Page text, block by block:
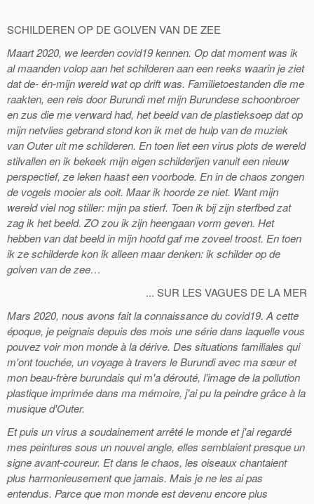
SCHILDEREN OP DE GOLVEN VAN DE ZEE
Maart 2020, we leerden covid19 kennen. Op dat moment was ik
al maanden volop aan het schilderen aan een reeks waarin je ziet
dat de- én-mijn wereld wat op drift was. Familietoestanden die me
raakten, een reis door Burundi met mijn Burundese schoonbroer
en zus die me verward had, het beeld van de plastieksoep dat op
mijn netvlies gebrand stond kon ik met de hulp van de muziek
van Outer uit me schilderen. En toen liet een virus plots de wereld
stilvallen en ik bekeek mijn eigen schilderijen vanuit een nieuw
perspectief, ze leken haast een voorbode. En in de chaos zongen
de vogels mooier als ooit. Maar ik hoorde ze niet. Want mijn
wereld viel nog stiller: mijn pa stierf. Toen ik bij zijn sterfbed zat
zag ik het beeld. ZO zou ik zijn heengaan vorm geven. Het
hebben van dat beeld in mijn hoofd gaf me zoveel troost. En toen
ik ze schilderde kon ik alleen maar denken: ik schilder op de
golven van de zee…
... SUR LES VAGUES DE LA MER
Mars 2020, nous avons fait la connaissance du covid19. A cette
époque, je peignais depuis des mois une série dans laquelle vous
pouvez voir mon monde à la dérive. Des situations familiales qui
m'ont touchée, un voyage à travers le Burundi avec ma sœur et
mon beau-frère burundais qui m'a dérouté, l'image de la pollution
plastique imprimée dans ma mémoire, j'ai pu la peindre grâce à la
musique d'Outer.
Et puis un virus a soudainement arrêté le monde et j'ai regardé
mes peintures sous un nouvel angle, elles semblaient presque un
signe avant-coureur. Et dans le chaos, les oiseaux chantaient
plus harmonieusement que jamais. Mais je ne les ai pas
entendus. Parce que mon monde est devenu encore plus